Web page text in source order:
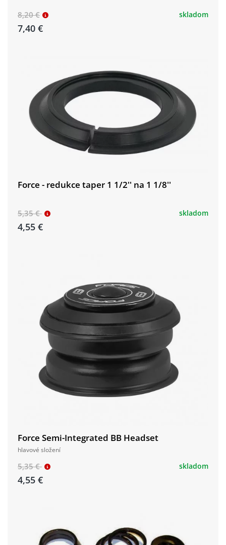
8,20 €
7,40 €
skladom
Force - redukce taper 1 1/2'' na 1 1/8''
5,35 €
4,55 €
skladom
Force Semi-Integrated BB Headset
hlavové složení
5,35 €
4,55 €
skladom